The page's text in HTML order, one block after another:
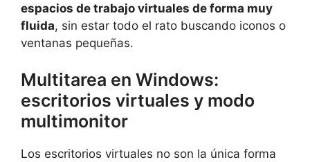
espacios de trabajo virtuales de forma muy
fluida, sin estar todo el rato buscando iconos o
ventanas pequeñas.
Multitarea en Windows:
escritorios virtuales y modo
multimonitor
Los escritorios virtuales no son la única forma